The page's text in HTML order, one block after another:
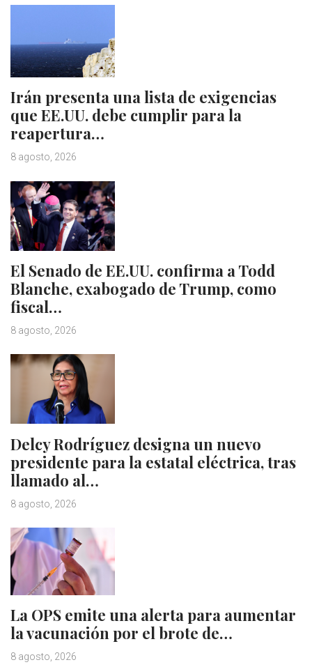
Irán presenta una lista de exigencias
que EE.UU. debe cumplir para la
reapertura…
8 agosto, 2026
El Senado de EE.UU. confirma a Todd
Blanche, exabogado de Trump, como
fiscal…
8 agosto, 2026
Delcy Rodríguez designa un nuevo
presidente para la estatal eléctrica, tras
llamado al…
8 agosto, 2026
La OPS emite una alerta para aumentar
la vacunación por el brote de…
8 agosto, 2026